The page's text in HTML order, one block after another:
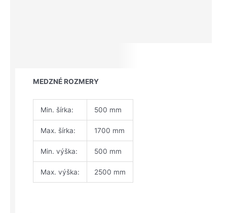
MEDZNÉ ROZMERY
Min. šírka: 500 mm
Max. šírka: 1700 mm
Min. výška: 500 mm
Max. výška: 2500 mm